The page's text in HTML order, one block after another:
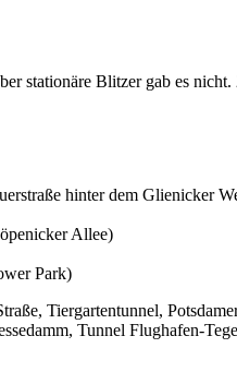
stationäre Blitzer gab es
hinter dem Glienicker
Allee)
Park)
Tiergartentunnel,
Tunnel Flughafen-